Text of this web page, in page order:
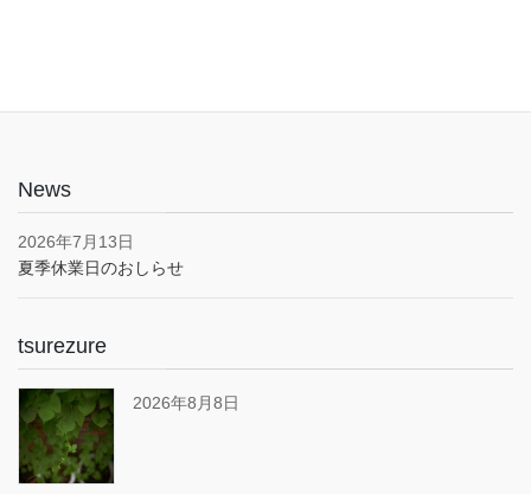
News
2026年7月13日
夏季休業日のおしらせ
tsurezure
2026年8月8日